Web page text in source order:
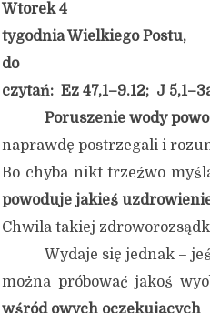
Wtorek 4
tygodnia Wielkiego Postu,
do
czytań: Ez 47,1–9.12; J
Poruszenie wody
naprawdę postrzegali i
Bo chyba nikt trzeźwo
powoduje jakieś
Chwila takiej
Wydaje się jednak –
można próbować jakoś
wśród owych oczekujących